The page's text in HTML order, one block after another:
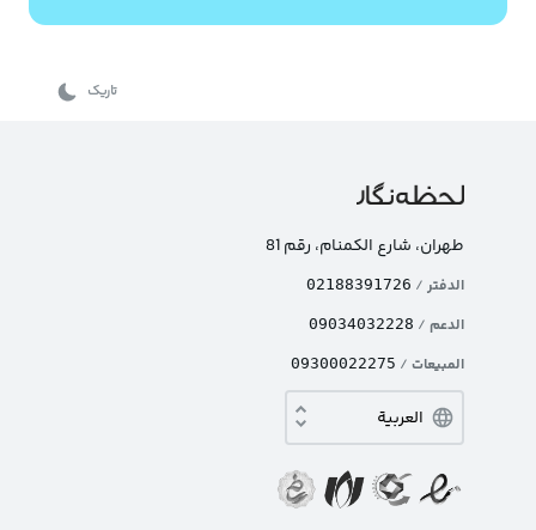
تاریک
طهران، شارع الکمنام، رقم 81
الدفتر /
02188391726
الدعم /
09034032228
المبيعات /
09300022275